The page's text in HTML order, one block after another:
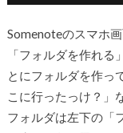
Somenoteのスマホ
「フォルダを作れ
とにフォルダを作っ
こに行ったっけ？」
フォルダは左下の「